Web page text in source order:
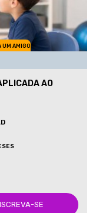
UM AMIGO
AO
SE